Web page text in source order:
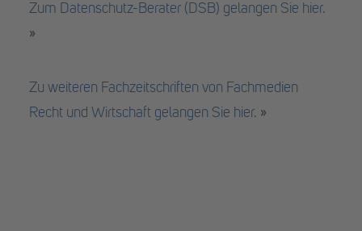
Zum Datenschutz-Berater (DSB) gelangen Sie hier.
»
Zu weiteren Fachzeitschriften von Fachmedien
Recht und Wirtschaft gelangen Sie hier. »